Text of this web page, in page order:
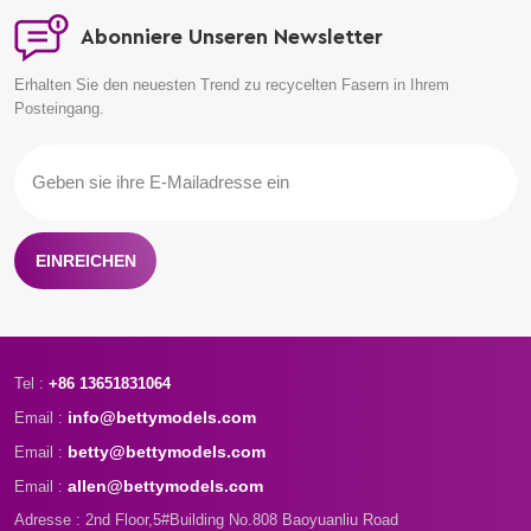
Abonniere Unseren Newsletter
Erhalten Sie den neuesten Trend zu recycelten Fasern in Ihrem
Posteingang.
EINREICHEN
Tel : +86 13651831064
Email : info@bettymodels.com
Email : betty@bettymodels.com
Email : allen@bettymodels.com
Adresse : 2nd Floor,5#Building No.808 Baoyuanliu Road